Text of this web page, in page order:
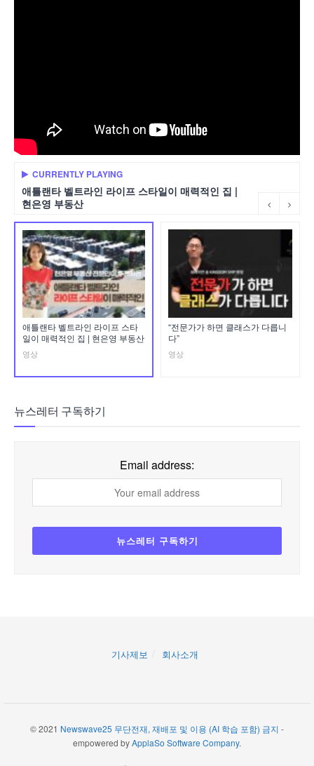
CURRENTLY PLAYING
애틀랜타 벨트라인 라이프 스타일이 매력적인 집 |
현은영 부동산
애틀랜타 벨트라인 라이프 스타
일이 매력적인 집 | 현은영 부동산
영상
“전문가가 하면 클래스가 다릅니
다”
영상
뉴스레터 구독하기
Email address:
기사제보 회사소개
© 2021 Newswave25 무단전재, 재배포 및 이용 (AI 학습 포함) 금지 -
empowered byApplaSo Software Company.